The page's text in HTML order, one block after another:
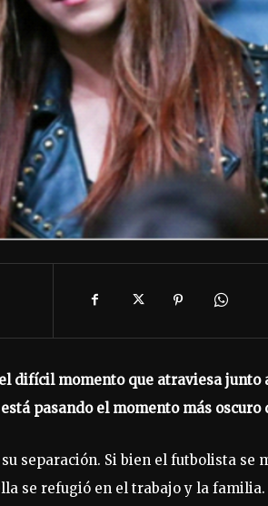
difícil momento que atraviesa junto
pasando el momento más oscuro
separación. Si bien el futbolista se
se refugió en el trabajo y la